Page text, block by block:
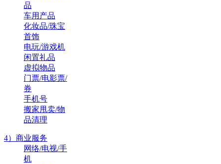
品
车用产品
化妆品/珠宝
首饰
电玩/游戏机
闲置礼品
虚拟物品
门票/电影票/
券
手机号
搬家甩卖/物
品清理
4）商业服务
网络/电视/手
机